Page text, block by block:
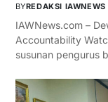
BYREDAKSI IAWNEWS
IAWNews.com –
Accountability
susunan pengurus